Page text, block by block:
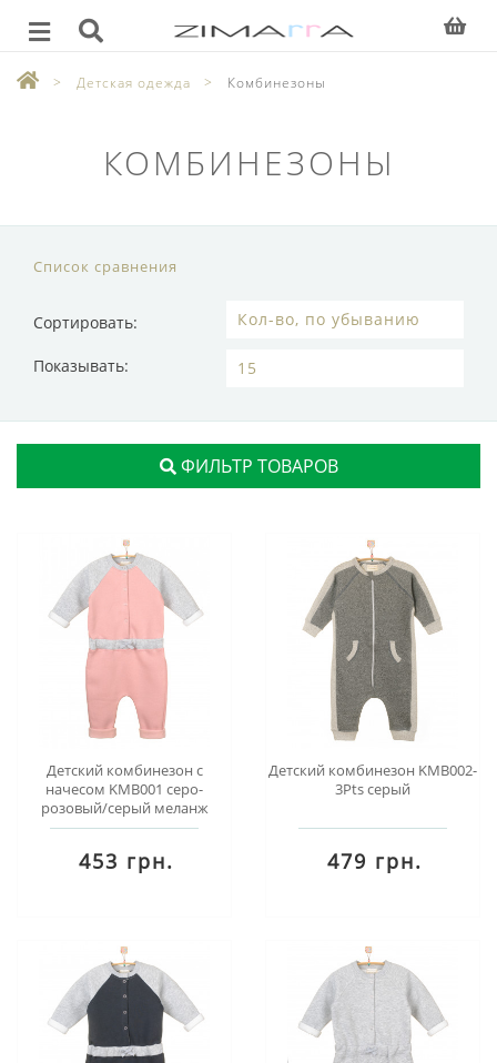
Детская одежда Комбинезоны
КОМБИНЕЗОНЫ
Список сравнения
Сортировать:
Показывать:
ФИЛЬТР ТОВАРОВ
Детский комбинезон с
начесом KMB001 серо-
розовый/серый меланж
453 грн.
Детский комбинезон KMB002-
3Pts серый
479 грн.